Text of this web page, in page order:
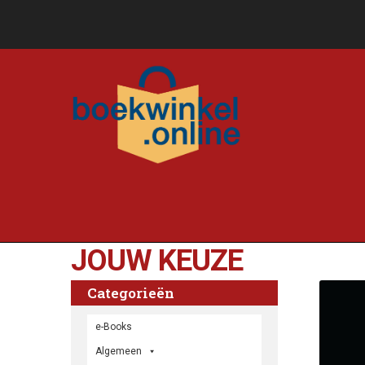
JOUW KEUZE
Categorieën
e-Books
Algemeen